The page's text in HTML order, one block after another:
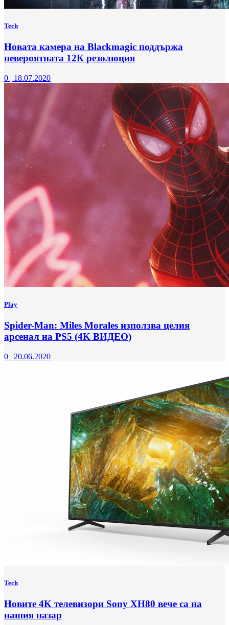
Tech
Новата камера на Blackmagic поддържа
невероятната 12К резолюция
0 | 18.07.2020
Play
Spider-Man: Miles Morales използва целия
арсенал на PS5 (4K ВИДЕО)
0 | 20.06.2020
Tech
Новите 4K телевизори Sony XH80 вече са на
нашия пазар